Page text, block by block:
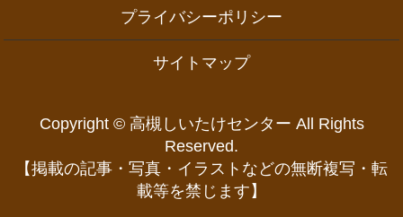
プライバシーポリシー
サイトマップ
Copyright © 高槻しいたけセンター All Rights
Reserved.
【掲載の記事・写真・イラストなどの無断複写・転
載等を禁じます】